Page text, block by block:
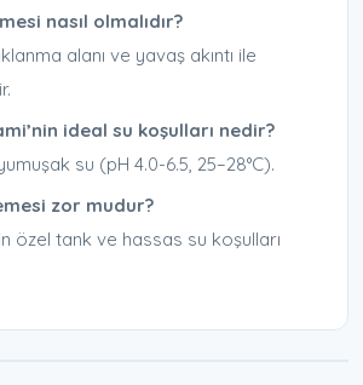
nasıl olmalıdır?
alanı ve yavaş akıntı ile
ideal su koşulları nedir?
su (pH 4.0-6.5, 25–28°C).
zor mudur?
özel tank ve hassas su koşulları